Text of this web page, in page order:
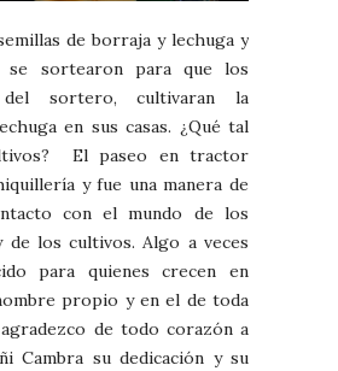
de borraja y lechuga y
se sortearon para que los
del sortero, cultivaran la
en sus casas. ¿Qué tal
El paseo en tractor
y fue una manera de
con el mundo de los
los cultivos. Algo a veces
para quienes crecen en
propio y en el de toda
de todo corazón a
Cambra su dedicación y su